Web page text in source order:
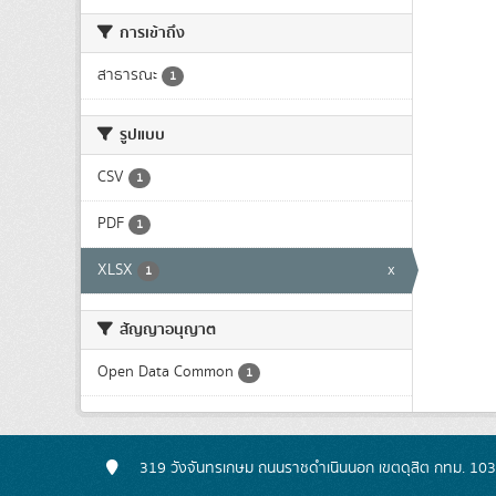
การเข้าถึง
สาธารณะ 1
รูปแบบ
CSV 1
PDF 1
XLSX 1 x
สัญญาอนุญาต
Open Data Common 1
319 วังจันทรเกษม ถนนราชดำเนินนอก เขตดุสิต กทม.